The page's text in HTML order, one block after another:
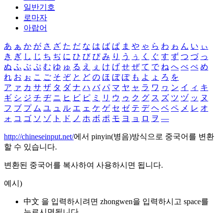
일반기호
로마자
아랍어
あ ぁ か が さ ざ た だ な は ば ぱ ま や ゃ ら わ ゎ ん い ぃ
き ぎ し じ ち ぢ に ひ び ぴ み り う ぅ く ぐ す ず つ づ っ
ぬ ふ ぶ ぷ む ゆ ゅ る え ぇ け げ せ ぜ て で ね へ べ ぺ め
れ お ぉ こ ご そ ぞ と ど の ほ ぼ ぽ も よ ょ ろ を
ア ァ カ サ ザ タ ダ ナ ハ バ パ マ ヤ ャ ラ ワ ヮ ン イ ィ キ
ギ シ ジ チ ヂ ニ ヒ ビ ピ ミ リ ウ ゥ ク グ ス ズ ツ ヅ ッ ヌ
フ ブ プ ム ユ ュ ル エ ェ ケ ゲ セ ゼ テ デ ヘ ベ ペ メ レ オ
ォ コ ゴ ソ ゾ ト ド ノ ホ ボ ポ モ ヨ ョ ロ ヲ ―
http://chineseinput.net/에서 pinyin(병음)방식으로 중국어를 변환
할 수 있습니다.
변환된 중국어를 복사하여 사용하시면 됩니다.
예시)
中文 을 입력하시려면 zhongwen을 입력하시고 space를